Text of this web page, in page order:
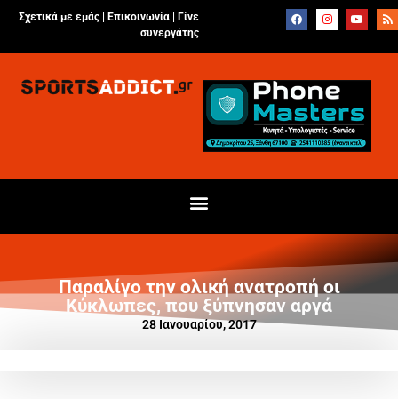
Σχετικά με εμάς | Επικοινωνία
Γίνε
συνεργάτης
Παραλίγο την ολική ανατροπή οι
Κύκλωπες, που ξύπνησαν αργά
28 Ιανουαρίου, 2017